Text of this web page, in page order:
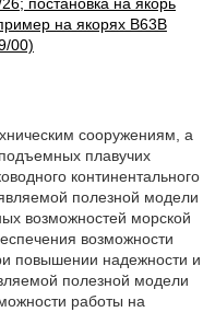
на якорях B63B
00)
сооружениям, а
плавучих
континентального
полезной модели
возможностей морской
возможности
повышении надежности и
полезной модели
работы на